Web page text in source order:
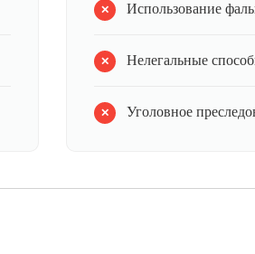
Использование
Нелегальные
Уголовное